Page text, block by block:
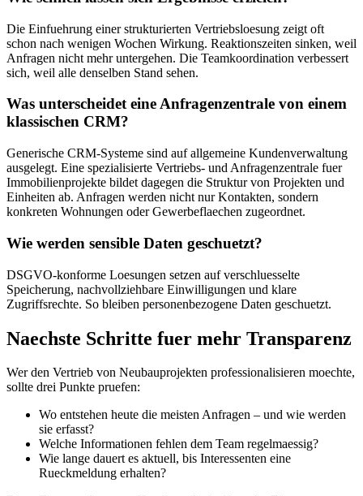
Die Einfuehrung einer strukturierten Vertriebsloesung zeigt oft
schon nach wenigen Wochen Wirkung. Reaktionszeiten sinken, weil
Anfragen nicht mehr untergehen. Die Teamkoordination verbessert
sich, weil alle denselben Stand sehen.
Was unterscheidet eine Anfragenzentrale von einem
klassischen CRM?
Generische CRM-Systeme sind auf allgemeine Kundenverwaltung
ausgelegt. Eine spezialisierte Vertriebs- und Anfragenzentrale fuer
Immobilienprojekte bildet dagegen die Struktur von Projekten und
Einheiten ab. Anfragen werden nicht nur Kontakten, sondern
konkreten Wohnungen oder Gewerbeflaechen zugeordnet.
Wie werden sensible Daten geschuetzt?
DSGVO-konforme Loesungen setzen auf verschluesselte
Speicherung, nachvollziehbare Einwilligungen und klare
Zugriffsrechte. So bleiben personenbezogene Daten geschuetzt.
Naechste Schritte fuer mehr Transparenz
Wer den Vertrieb von Neubauprojekten professionalisieren moechte,
sollte drei Punkte pruefen:
Wo entstehen heute die meisten Anfragen – und wie werden
sie erfasst?
Welche Informationen fehlen dem Team regelmaessig?
Wie lange dauert es aktuell, bis Interessenten eine
Rueckmeldung erhalten?